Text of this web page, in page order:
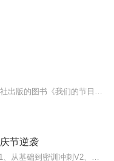
节逆袭